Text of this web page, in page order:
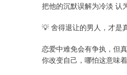
把他的沉默误解为冷淡 认
💡 舍得退让的男人，才是
恋爱中难免会有争执，但
你改变自己，哪怕这意味